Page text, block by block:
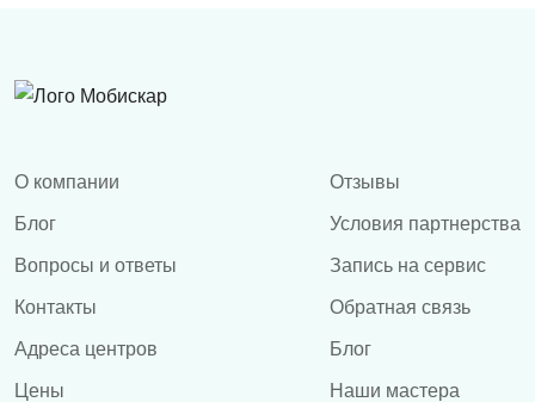
О компании
Блог
Вопросы и ответы
Контакты
Адреса центров
Цены
Отзывы
Условия партнерства
Запись на сервис
Обратная связь
Блог
Наши мастера